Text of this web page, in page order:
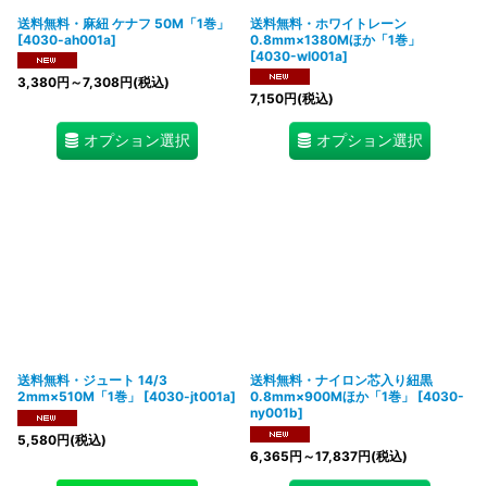
送料無料・麻紐 ケナフ 50M「1巻」
[4030-ah001a]
3,380円 ～7,308円(税込)
オプション選択
送料無料・ホワイトレーン
0.8mm×1380Mほか「1巻」
[4030-wl001a]
7,150円(税込)
オプション選択
送料無料・ジュート 14/3
2mm×510M「1巻」
[4030-jt001a]
5,580円(税込)
送料無料・ナイロン芯入り紐黒
0.8mm×900Mほか「1巻」
[4030-
ny001b]
6,365円 ～17,837円(税込)